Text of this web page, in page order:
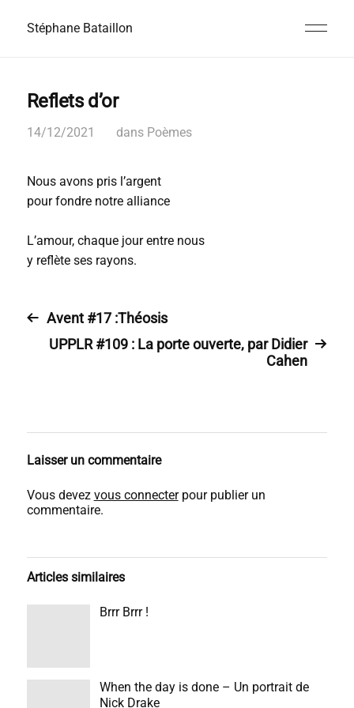
Stéphane Bataillon
Reflets d’or
14/12/2021 dans Poèmes
Nous avons pris l’argent
pour fondre notre alliance
L’amour, chaque jour entre nous
y reflète ses rayons.
Avent #17 :Théosis
UPPLR #109 : La porte ouverte, par Didier
Cahen
Laisser un commentaire
Vous devez vous connecterpour publier un
commentaire.
Articles similaires
Brrr Brrr !
When the day is done – Un portrait de
Nick Drake